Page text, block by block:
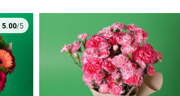
5.00/5